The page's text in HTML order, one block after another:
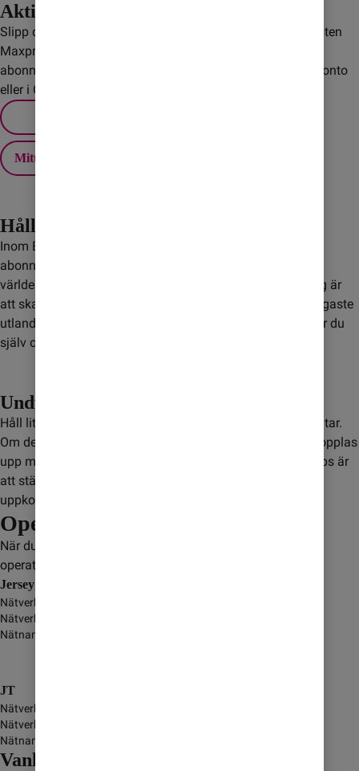
Aktivera Maxpris
Slipp dyra överraskningar när du är utomlands! Med tjänsten
Maxpris sätter du själv ett tak för extra kostnader på
abonnemanget. Du ställer enkelt in ditt Maxpris via Mitt konto
eller i Comviq-appen.
Mitt konto
Håll koll på roaming
Inom EU/EES ingår fri utlandssurf för de flesta av våra
abonnemang och kontantkort, men det gäller inte i övriga
världen. Ett bra sätt att slippa höga kostnader för roaming är
att skaffa ett Surfpaket. Med paketen får du Sveriges billigaste
utlandssurf till ett fast pris. När surfmängden är slut väljer du
själv om du vill köpa mer.
Undvik satellitsamtal
Håll lite extra koll när du använder mobilen på flyg och båtar.
Om det inte finns en mobilmast i närheten kan mobilen kopplas
upp mot en satellit. Det kan leda till extra kostnader. Ett tips är
att stänga av dataanvändning för att inte riskera ofrivillig
uppkoppling.
Operatörer
När du är i Jersey så kopplas du upp mot någon av dessa
operatörer:
Jersey Airtel Limited
Nätverksnamn
Nätverkstyp
Nätnamn i display
JT
Nätverksnamn
Nätverkstyp
Nätnamn i display
Vanliga frågor och svar